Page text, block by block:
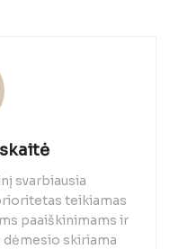
svarbiausia
teikiamas
paaiškinimams ir
dėmesio skiriama